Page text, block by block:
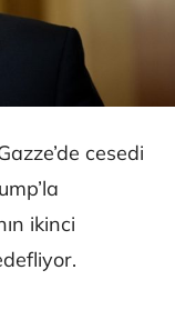
cesedi
ikinci